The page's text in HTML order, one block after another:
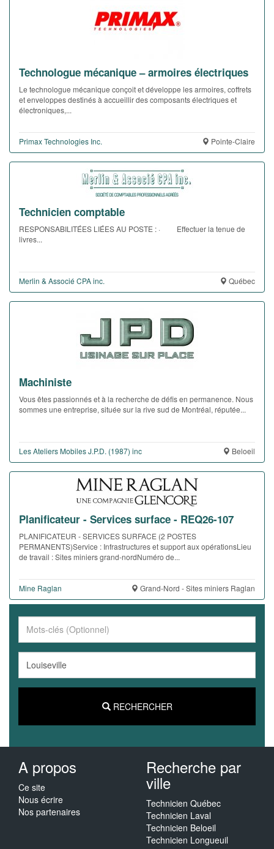
Technologue mécanique – armoires électriques
Le technologue mécanique conçoit et développe les armoires, coffrets
et enveloppes destinés à accueillir des composants électriques et
électroniques,...
Primax Technologies Inc. Pointe-Claire
Technicien comptable
RESPONSABILITÉES LIÉES AU POSTE : · Effectuer la tenue de
livres...
Merlin & Associé CPA inc. Québec
Machiniste
Vous êtes passionnés et à la recherche de défis en permanence. Nous
sommes une entreprise, située sur la rive sud de Montréal, réputée...
Les Ateliers Mobiles J.P.D. (1987) inc Beloeil
Planificateur - Services surface - REQ26-107
PLANIFICATEUR - SERVICES SURFACE (2 POSTES
PERMANENTS)Service : Infrastructures et support aux opérationsLieu
de travail : Sites miniers grand-nordNuméro de...
Mine Raglan Grand-Nord - Sites miniers Raglan
RECHERCHER
A propos
Ce site
Nous écrire
Nos partenaires
Recherche par
ville
Technicien Québec
Technicien Laval
Technicien Beloeil
Technicien Longueuil